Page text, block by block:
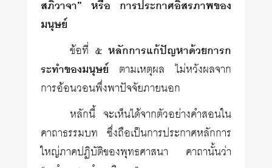
สภิวาจา” หรือ การประกาศอิสรภาพของ
มนุษย์
ข้อที่ ๕ หลักการแก้ปัญหาด้วยการก
ระทำของมนุษย์ ตามเหตุผล ไม่หวังผลจาก
การอ้อนวอนพึ่งพาปัจจัยภายนอก
หลักนี้ จะเห็นได้จากตัวอย่างคำสอนใน
คาถาธรรมบท ซึ่งถือเป็นการประกาศหลักการ
ใหญ่ภาคปฏิบัติของพุทธศาสนา คาถานั้นว่า